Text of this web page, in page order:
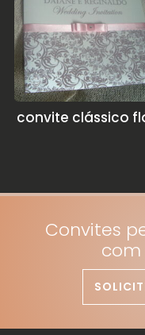
convite clássico
Convites